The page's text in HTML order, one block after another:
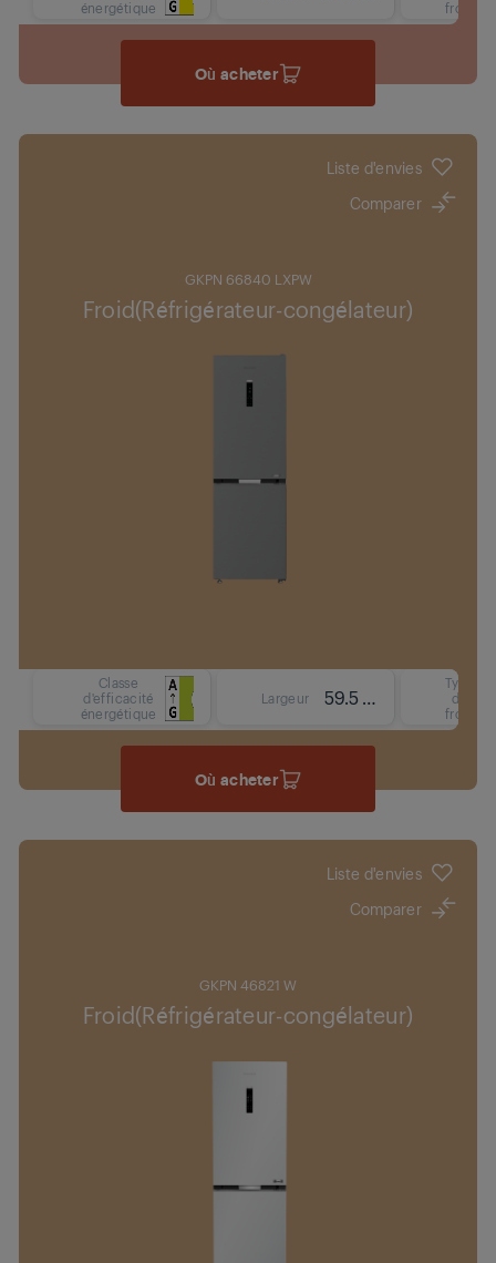
énergétique
froid
Où acheter
Liste d'envies
Comparer
GKPN 66840 LXPW
Froid(Réfrigérateur-congélateur)
Classe
d'efficacité
énergétique
Largeur 59.5 cm
Type
de
froid
Où acheter
Liste d'envies
Comparer
GKPN 46821 W
Froid(Réfrigérateur-congélateur)